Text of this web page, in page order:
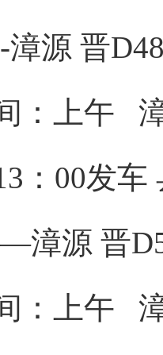
源 晋
上午 漳
00发车
源 晋
上午 漳